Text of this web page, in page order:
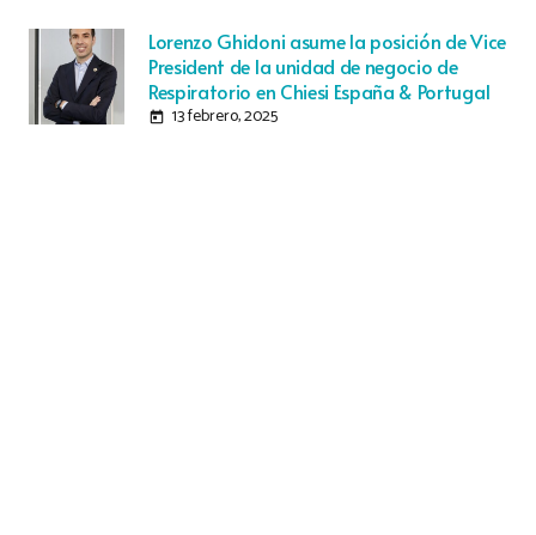
Lorenzo Ghidoni asume la posición de Vice
President de la unidad de negocio de
Respiratorio en Chiesi España & Portugal
today 13 febrero, 2025